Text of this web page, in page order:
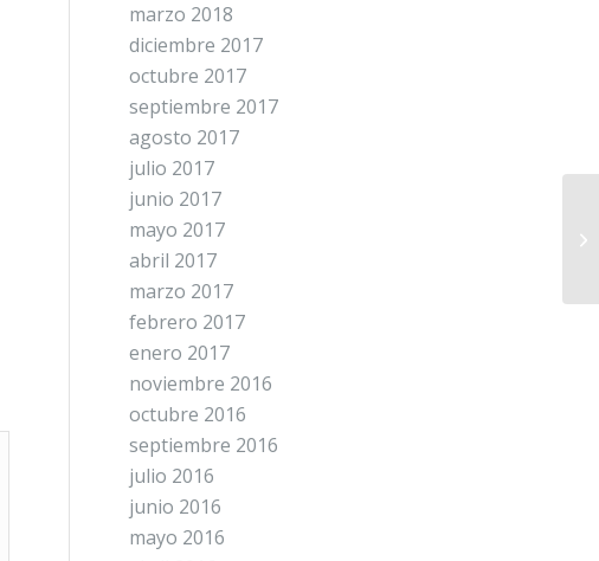
marzo 2018
diciembre 2017
octubre 2017
septiembre 2017
agosto 2017
julio 2017
junio 2017
mayo 2017
abril 2017
marzo 2017
febrero 2017
enero 2017
noviembre 2016
octubre 2016
septiembre 2016
julio 2016
junio 2016
mayo 2016